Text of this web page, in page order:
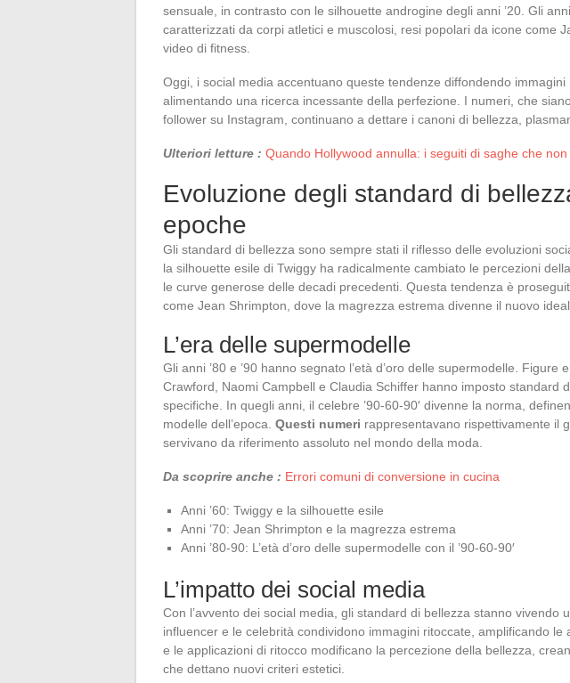
sensuale, in contrasto con le silhouette androgine degli anni ’20. Gli
caratterizzati da corpi atletici e muscolosi, resi popolari da icone come
video di fitness.
Oggi, i social media accentuano queste tendenze diffondendo immagini
alimentando una ricerca incessante della perfezione. I numeri, che
follower su Instagram, continuano a dettare i canoni di bellezza,
Ulteriori letture : Quando Hollywood annulla: i seguiti di saghe che
Evoluzione degli standard di
epoche
Gli standard di bellezza sono sempre stati il riflesso delle evoluzioni
la silhouette esile di Twiggy ha radicalmente cambiato le percezioni
le curve generose delle decadi precedenti. Questa tendenza è
come Jean Shrimpton, dove la magrezza estrema divenne il nuovo
L’era delle supermodelle
Gli anni ’80 e ’90 hanno segnato l’età d’oro delle supermodelle. Figure
Crawford, Naomi Campbell e Claudia Schiffer hanno imposto standard
specifiche. In quegli anni, il celebre ’90-60-90′ divenne la norma,
modelle dell’epoca. Questi numeri rappresentavano rispettivamente il
servivano da riferimento assoluto nel mondo della moda.
Da scoprire anche : Errori comuni di conversione in cucina
Anni ’60: Twiggy e la silhouette esile
Anni ’70: Jean Shrimpton e la magrezza estrema
Anni ’80-90: L’età d’oro delle supermodelle con il ’90-60-90′
L’impatto dei social media
Con l’avvento dei social media, gli standard di bellezza stanno vivendo
influencer e le celebrità condividono immagini ritoccate, amplificando le
e le applicazioni di ritocco modificano la percezione della bellezza,
che dettano nuovi criteri estetici.